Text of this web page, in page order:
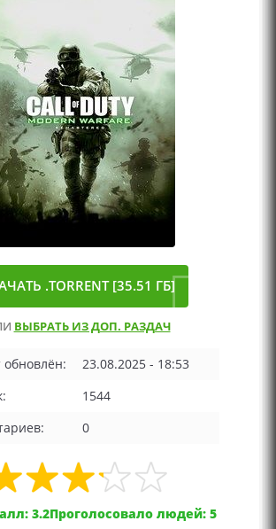
.TORRENT [35.51 ГБ]
ВЫБРАТЬ ИЗ ДОП. РАЗДАЧ
обновлён:
23.08.2025 - 18:53
1544
0
3.2Проголосовало людей: 5